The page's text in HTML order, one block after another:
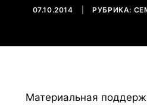
07.10.2014 РУБРИКА:
Материальная